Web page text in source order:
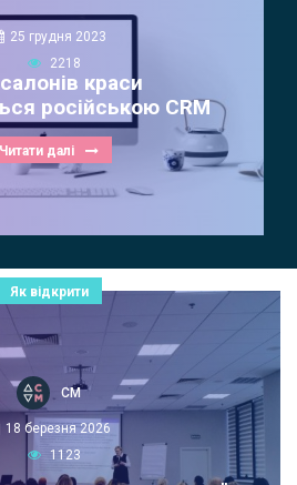
25 грудня 2023
2218
краси
російською CRM
Читати далі
Як відкрити
СМ
18 березня 2026
1123